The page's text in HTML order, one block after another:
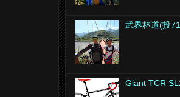
武界林道(投
Giant TCR